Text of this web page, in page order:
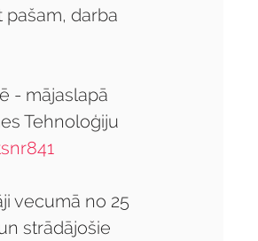
pašam, darba
- mājaslapā
Tehnoloģiju
vecumā no 25
strādājošie